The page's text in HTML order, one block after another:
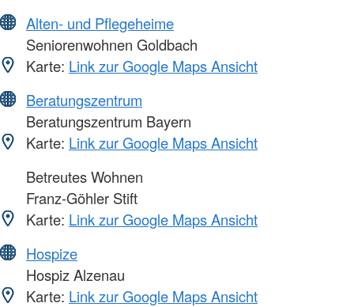
Alten- und Pflegeheime
Seniorenwohnen Goldbach
Karte: Link zur Google Maps Ansicht
Beratungszentrum
Beratungszentrum Bayern
Karte: Link zur Google Maps Ansicht
Betreutes Wohnen
Franz-Göhler Stift
Karte: Link zur Google Maps Ansicht
Hospize
Hospiz Alzenau
Karte: Link zur Google Maps Ansicht